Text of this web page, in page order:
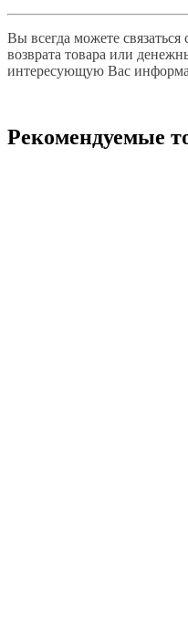
Вы всегда можете
возврата товара или
интересующую Вас
Рекомендуемые